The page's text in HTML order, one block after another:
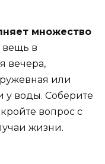
множество
вещь в
вечера,
или
у воды. Соберите
вопрос с
жизни.